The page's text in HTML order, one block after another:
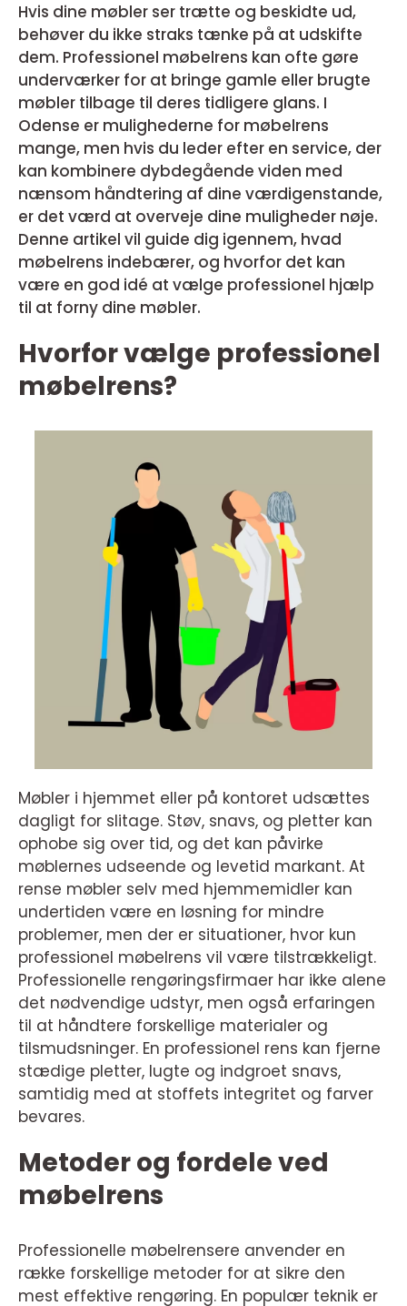
Hvis dine møbler ser trætte og beskidte ud,
behøver du ikke straks tænke på at udskifte
dem. Professionel møbelrens kan ofte gøre
underværker for at bringe gamle eller brugte
møbler tilbage til deres tidligere glans. I
Odense er mulighederne for møbelrens
mange, men hvis du leder efter en service, der
kan kombinere dybdegående viden med
nænsom håndtering af dine værdigenstande,
er det værd at overveje dine muligheder nøje.
Denne artikel vil guide dig igennem, hvad
møbelrens indebærer, og hvorfor det kan
være en god idé at vælge professionel hjælp
til at forny dine møbler.
Hvorfor vælge professionel
møbelrens?
Møbler i hjemmet eller på kontoret udsættes
dagligt for slitage. Støv, snavs, og pletter kan
ophobe sig over tid, og det kan påvirke
møblernes udseende og levetid markant. At
rense møbler selv med hjemmemidler kan
undertiden være en løsning for mindre
problemer, men der er situationer, hvor kun
professionel møbelrens vil være tilstrækkeligt.
Professionelle rengøringsfirmaer har ikke alene
det nødvendige udstyr, men også erfaringen
til at håndtere forskellige materialer og
tilsmudsninger. En professionel rens kan fjerne
stædige pletter, lugte og indgroet snavs,
samtidig med at stoffets integritet og farver
bevares.
Metoder og fordele ved
møbelrens
Professionelle møbelrensere anvender en
række forskellige metoder for at sikre den
mest effektive rengøring. En populær teknik er